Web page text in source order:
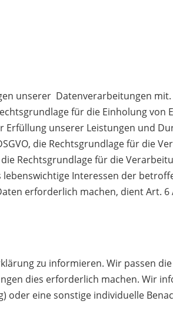
unserer Datenverarbeitungen
für die Einholung von
Erfüllung unserer Leistungen und
die Rechtsgrundlage für die
Rechtsgrundlage für die
lebenswichtige Interessen der
erforderlich machen, dient Art. 6
zu informieren. Wir passen
dies erforderlich machen. Wir
oder einesonstige individuelle